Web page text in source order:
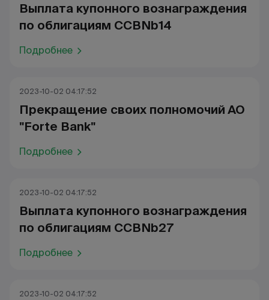
Выплата купонного вознаграждения
по облигациям CCBNb14
Подробнее
2023-10-02 04:17:52
Прекращение своих полномочий АО
"Forte Bank"
Подробнее
2023-10-02 04:17:52
Выплата купонного вознаграждения
по облигациям CCBNb27
Подробнее
2023-10-02 04:17:52